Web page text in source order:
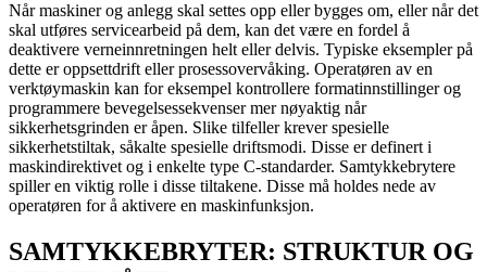
Når maskiner og anlegg skal settes opp eller bygges om, eller når det
skal utføres servicearbeid på dem, kan det være en fordel å
deaktivere verneinnretningen helt eller delvis. Typiske eksempler på
dette er oppsettdrift eller prosessovervåking. Operatøren av en
verktøymaskin kan for eksempel kontrollere formatinnstillinger og
programmere bevegelsessekvenser mer nøyaktig når
sikkerhetsgrinden er åpen. Slike tilfeller krever spesielle
sikkerhetstiltak, såkalte spesielle driftsmodi. Disse er definert i
maskindirektivet og i enkelte type C-standarder. Samtykkebrytere
spiller en viktig rolle i disse tiltakene. Disse må holdes nede av
operatøren for å aktivere en maskinfunksjon.
SAMTYKKEBRYTER: STRUKTUR OG